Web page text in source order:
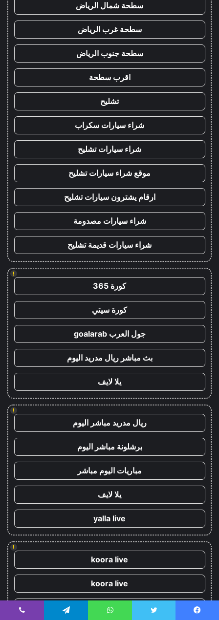
سطحة شمال الرياض
سطحة غرب الرياض
سطحة جنوب الرياض
اقرب سطحة
تشليح
شراء سيارات سكراب
شراء سيارات تشليح
موقع شراء سيارات تشليح
ارقام يشترون سيارات تشليح
شراء سيارات مصدومة
شراء سيارات قديمة تشليح
!
كورة 365
كورة سيتي
جول العرب goalarab
بث مباشر ريال مدريد اليوم
يلا لايف
!
ريال مدريد مباشر اليوم
برشلونة مباشر اليوم
مباريات اليوم مباشر
يلا لايف
yalla live
!
koora live
koora live
يلا شوت